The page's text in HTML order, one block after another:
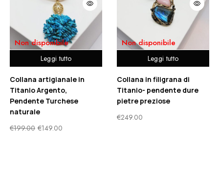
Leggi tutto
Non disponibile
Collana artigianale in
Titanio Argento,
Pendente Turchese
naturale
€199.00 €149.00
Leggi tutto
Non disponibile
Collana in filigrana di
Titanio- pendente dure
pietre preziose
€249.00